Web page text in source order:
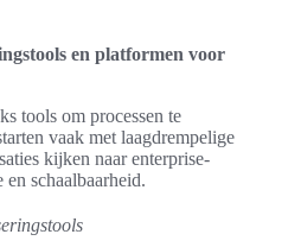
en platformen voor
tools om processen te
vaak met laagdrempelige
kijken naar enterprise-
schaalbaarheid.